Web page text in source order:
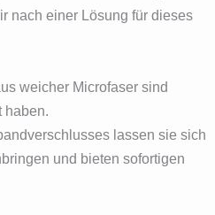
nach einer Lösung für dieses
weicher Microfaser sind
haben.
lassen sie sich
und bieten sofortigen